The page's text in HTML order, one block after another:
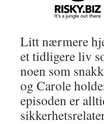
Litt nærmere
et tidligere liv
noen som
og Carole
episoden er